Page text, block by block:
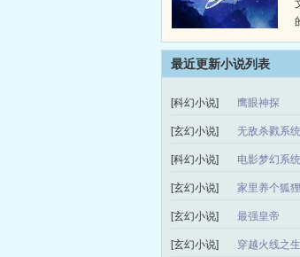
最近更新小说列表
[科幻小说] 鹰眼神探
[玄幻小说] 无敌杀戮系统
[科幻小说] 电影梦幻系统
[玄幻小说] 家里养个狐
[玄幻小说] 最强皇帝
[玄幻小说] 穿越火线之